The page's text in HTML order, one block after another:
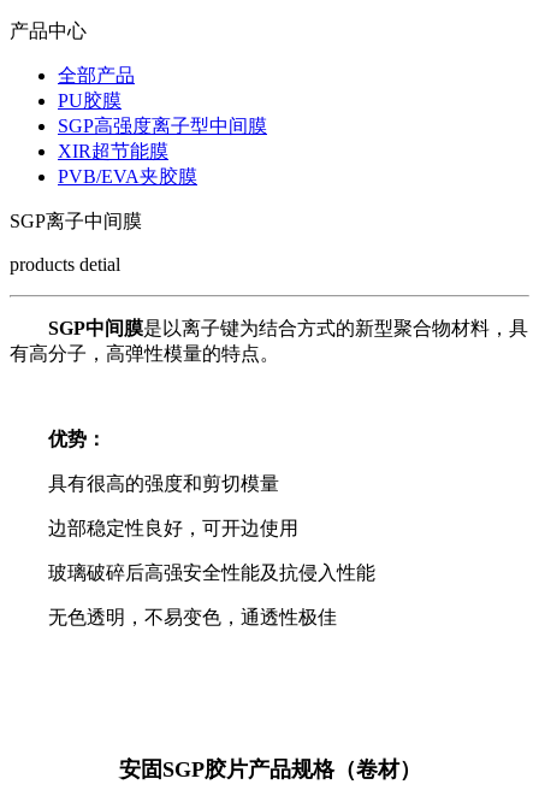
产品中心
全部产品
PU胶膜
SGP高强度离子型中间膜
XIR超节能膜
PVB/EVA夹胶膜
SGP离子中间膜
products detial
SGP中间膜是以离子键为结合方式的新型聚合物材料，具
有高分子，高弹性模量的特点。
优势：
具有很高的强度和剪切模量
边部稳定性良好，可开边使用
玻璃破碎后高强安全性能及抗侵入性能
无色透明，不易变色，通透性极佳
安固SGP胶片产品规格（卷材）